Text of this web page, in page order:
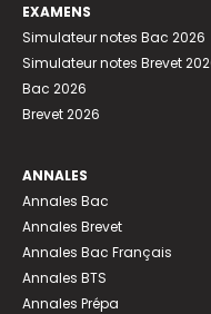
EXAMENS
Simulateur notes Bac 2026
Simulateur notes Brevet
Bac 2026
Brevet 2026
ANNALES
Annales Bac
Annales Brevet
Annales Bac Français
Annales BTS
Annales Prépa